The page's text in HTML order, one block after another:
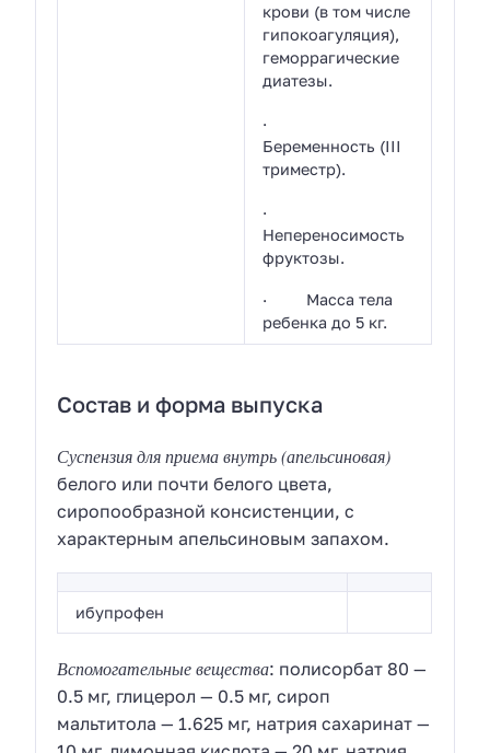
крови (в том числе
гипокоагуляция),
геморрагические
диатезы.
·
Беременность (III
триместр).
·
Непереносимость
фруктозы.
· Масса тела
ребенка до 5 кг.
Состав и форма выпуска
Суспензия для приема внутрь(апельсиновая)
белого или почти белого цвета,
сиропообразной консистенции, с
характерным апельсиновым запахом.
ибупрофен
Вспомогательные вещества: полисорбат 80 —
0.5 мг, глицерол — 0.5 мг, сироп
мальтитола — 1.625 мг, натрия сахаринат —